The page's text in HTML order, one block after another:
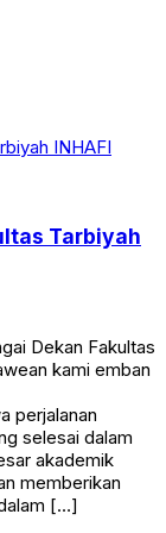
Tarbiyah
Dekan Fakultas
kami emban
perjalanan
selesai dalam
akademik
memberikan
[…]